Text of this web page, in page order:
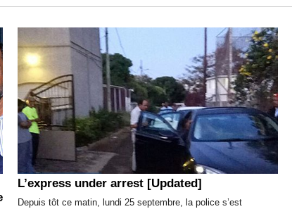
L’express under arrest [Updated]
Depuis tôt ce matin, lundi 25 septembre, la police s’est